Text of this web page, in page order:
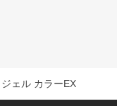
ェル カラーEX